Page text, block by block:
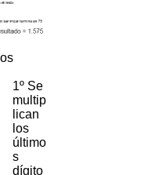
1º Se
multip
lican
los
último
s
dígito